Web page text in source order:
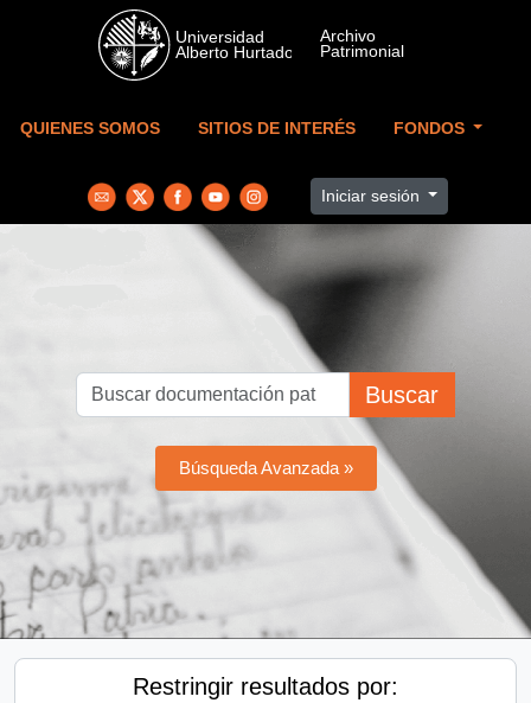
Skip to main content
QUIENES SOMOS SITIOS DE INTERÉS FONDOS
Iniciar sesión
Buscar
Búsqueda Avanzada »
Restringir resultados por: